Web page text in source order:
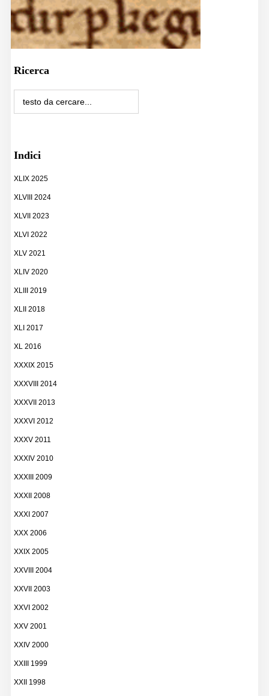
Ricerca
Indici
XLIX 2025
XLVIII 2024
XLVII 2023
XLVI 2022
XLV 2021
XLIV 2020
XLIII 2019
XLII 2018
XLI 2017
XL 2016
XXXIX 2015
XXXVIII 2014
XXXVII 2013
XXXVI 2012
XXXV 2011
XXXIV 2010
XXXIII 2009
XXXII 2008
XXXI 2007
XXX 2006
XXIX 2005
XXVIII 2004
XXVII 2003
XXVI 2002
XXV 2001
XXIV 2000
XXIII 1999
XXII 1998